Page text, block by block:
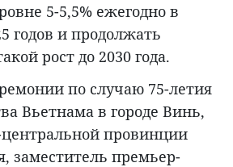
5-5,5% ежегодно в
годов и продолжать
рост до 2030 года.
по случаю 75-летия
Вьетнама в городе Винь,
центральной провинции
заместитель премьер-